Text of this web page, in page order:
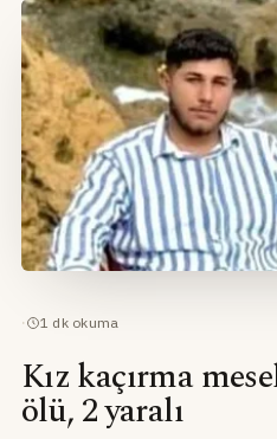
· 1 dk okuma
Kız kaçırma
ölü, 2 yaralı